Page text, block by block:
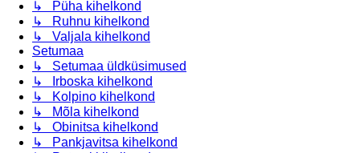
↳ Püha kihelkond
↳ Ruhnu kihelkond
↳ Valjala kihelkond
Setumaa
↳ Setumaa üldküsimused
↳ Irboska kihelkond
↳ Kolpino kihelkond
↳ Mõla kihelkond
↳ Obinitsa kihelkond
↳ Pankjavitsa kihelkond